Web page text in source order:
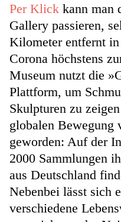
Per Klick kann man
Gallery passieren,
Kilometer entfernt
Corona höchstens
Museum nutzt die
Plattform, um
Skulpturen zu
globalen Bewegung
geworden: Auf der
2000 Sammlungen
aus Deutschland
Nebenbei lässt sich
verschiedene